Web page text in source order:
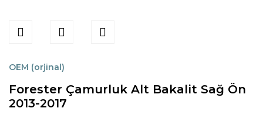
OEM (orjinal)
Forester Çamurluk Alt Bakalit Sağ Ön
2013-2017